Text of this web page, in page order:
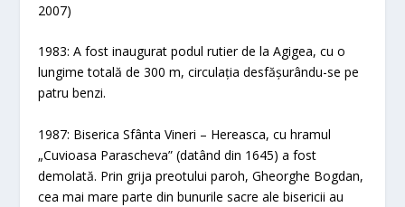
2007)
1983: A fost inaugurat podul rutier de la Agigea, cu o
lungime totală de 300 m, circulația desfășurându-se pe
patru benzi.
1987: Biserica Sfânta Vineri – Hereasca, cu hramul
„Cuvioasa Parascheva” (datând din 1645) a fost
demolată. Prin grija preotului paroh, Gheorghe Bogdan,
cea mai mare parte din bunurile sacre ale bisericii au